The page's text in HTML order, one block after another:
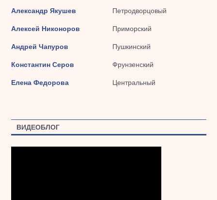
Александр Якушев Петродворцовый
Алексей Никоноров Приморский
Андрей Чапуров Пушкинский
Константин Серов Фрунзенский
Елена Федорова Центральный
ВИДЕОБЛОГ